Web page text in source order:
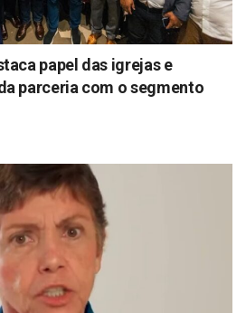
papel das igrejas e
parceria com o segmento